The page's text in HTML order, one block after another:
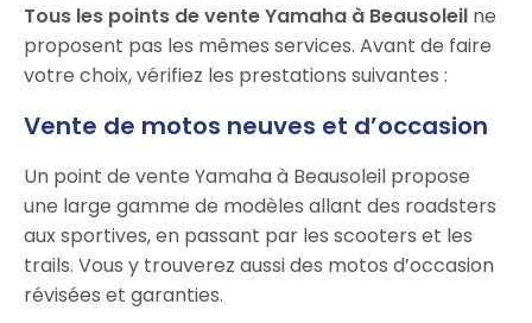
Tous les points de vente Yamaha à Beausoleil ne
proposent pas les mêmes services. Avant de faire
votre choix, vérifiez les prestations suivantes :
Vente de motos neuves et d’occasion
Un point de vente Yamaha à Beausoleil propose
une large gamme de modèles allant des roadsters
aux sportives, en passant par les scooters et les
trails. Vous y trouverez aussi des motos d’occasion
révisées et garanties.